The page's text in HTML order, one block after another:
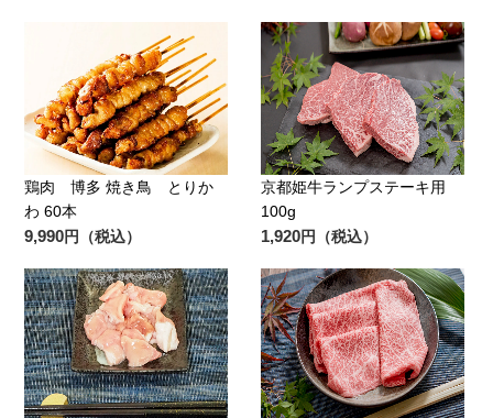
鶏肉 博多 焼き鳥 とりか
わ 60本
9,990円（税込）
京都姫牛ランプステーキ用
100g
1,920円（税込）